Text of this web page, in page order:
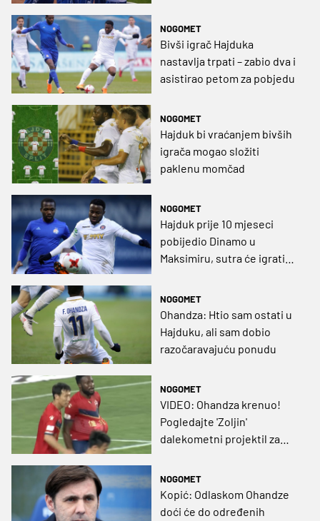
NOGOMET
Bivši igrač Hajduka
nastavlja trpati – zabio dva i
asistirao petom za pobjedu
NOGOMET
Hajduk bi vraćanjem bivših
igrača mogao složiti
paklenu momčad
NOGOMET
Hajduk prije 10 mjeseci
pobijedio Dinamo u
Maksimiru, sutra će igrati
NOGOMET
Ohandza: Htio sam ostati u
Hajduku, ali sam dobio
razočaravajuću ponudu
NOGOMET
VIDEO: Ohandza krenuo!
Pogledajte 'Zoljin'
dalekometni projektil za
NOGOMET
Kopić: Odlaskom Ohandze
doći će do određenih